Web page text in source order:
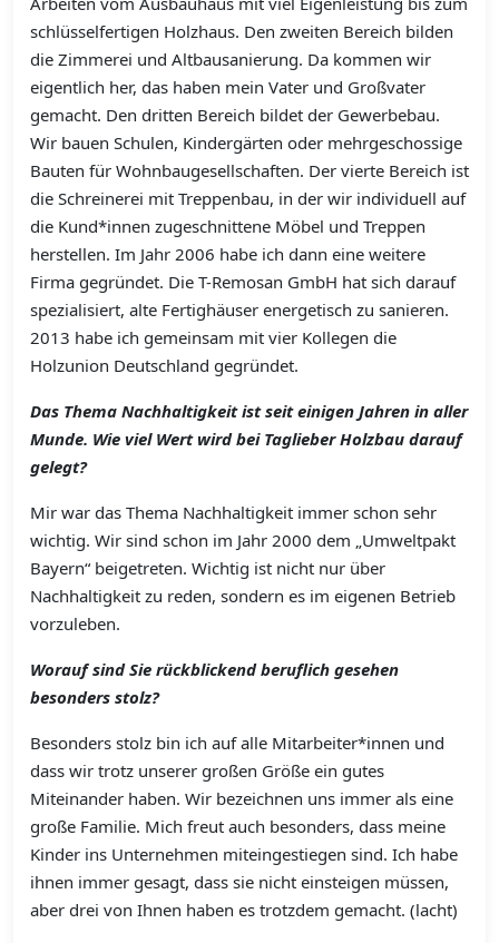
schlüsselfertigen Holzhaus. Den zweiten Bereich bilden
die Zimmerei und Altbausanierung. Da kommen wir
eigentlich her, das haben mein Vater und Großvater
gemacht. Den dritten Bereich bildet der Gewerbebau.
Wir bauen Schulen, Kindergärten oder mehrgeschossige
Bauten für Wohnbaugesellschaften. Der vierte Bereich ist
die Schreinerei mit Treppenbau, in der wir individuell auf
die Kund*innen zugeschnittene Möbel und Treppen
herstellen. Im Jahr 2006 habe ich dann eine weitere
Firma gegründet. Die T-Remosan GmbH hat sich darauf
spezialisiert, alte Fertighäuser energetisch zu sanieren.
2013 habe ich gemeinsam mit vier Kollegen die
Holzunion Deutschland gegründet.
Das Thema Nachhaltigkeit ist seit einigen Jahren in aller
Munde. Wie viel Wert wird bei Taglieber Holzbau darauf
gelegt?
Mir war das Thema Nachhaltigkeit immer schon sehr
wichtig. Wir sind schon im Jahr 2000 dem „Umweltpakt
Bayern“ beigetreten. Wichtig ist nicht nur über
Nachhaltigkeit zu reden, sondern es im eigenen Betrieb
vorzuleben.
Worauf sind Sie rückblickend beruflich gesehen
besonders stolz?
Besonders stolz bin ich auf alle Mitarbeiter*innen und
dass wir trotz unserer großen Größe ein gutes
Miteinander haben. Wir bezeichnen uns immer als eine
große Familie. Mich freut auch besonders, dass meine
Kinder ins Unternehmen miteingestiegen sind. Ich habe
ihnen immer gesagt, dass sie nicht einsteigen müssen,
aber drei von Ihnen haben es trotzdem gemacht. (lacht)